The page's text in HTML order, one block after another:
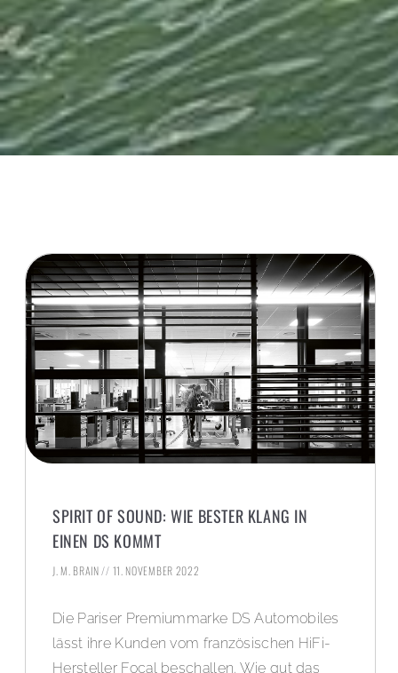
SPIRIT OF SOUND: WIE BESTER KLANG IN
EINEN DS KOMMT
J. M. BRAIN 11. NOVEMBER 2022
Die Pariser Premiummarke DS Automobiles
lässt ihre Kunden vom französischen HiFi-
Hersteller Focal beschallen. Wie gut das